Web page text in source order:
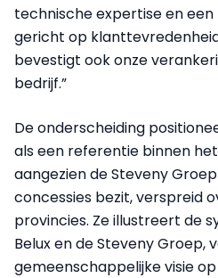
technische expertise en
gericht op
bevestigt ook onze
bedrijf.”
De onderscheiding
als een referentie binnen
aangezien de Steveny
concessies bezit, verspreid
provincies. Ze illustreert de
Belux en de Steveny Groep,
gemeenschappelijke visie